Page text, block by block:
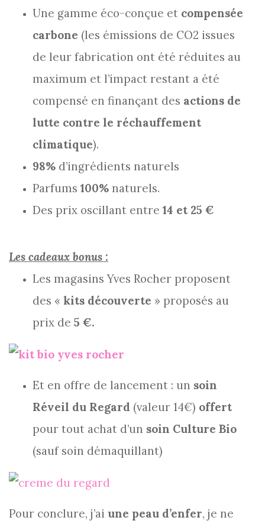
Une gamme éco-conçue et compensée
carbone (les émissions de CO2 issues
de leur fabrication ont été réduites au
maximum et l’impact restant a été
compensé en finançant des actions de
lutte contre le réchauffement
climatique).
98% d’ingrédients naturels
Parfums100% naturels.
Des prix oscillant entre14 et 25 €
Les cadeaux bonus :
Les magasins Yves Rocher proposent
des « kits découverte » proposés au
prix de 5 €.
Et en offre de lancement : un soin
Réveil du Regard (valeur 14€) offert
pour tout achat d’un soin Culture Bio
(sauf soin démaquillant)
Pour conclure, j’ai une peau d’enfer, je ne